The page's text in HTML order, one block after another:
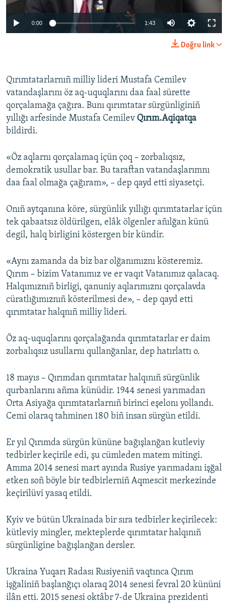
Русский
Українською
RFE/RS bütün saytları
0:00 1:43
Doğru link
Qırımtatarlarnıñ milliy lideri Mustafa Cemilev
vatandaşlarını öz aq-uquqlarını daa faal sürette
qorçalamağa çağıra. Bunı qırımtatar sürgünliginiñ
yıllığı arfesinde Mustafa Cemilev Qırım.Aqiqatqa
bildirdi.
«Öz aqlarnı qorçalamaq içün çoq – zorbalıqsız,
demokratik usullar bar. Bu taraftan vatandaşlarımnı
daa faal olmağa çağıram», – dep qayd etti siyasetçi.
Onıñ aytqanına köre, sürgünlik yıllığı qırımtatarlar içün
tek qabaatsız öldürilgen, elâk ölgenler añılğan künü
degil, halq birligini köstergen bir kündir.
«Aynı zamanda da biz bar olğanımıznı kösteremiz.
Qırım – bizim Vatanımız ve er vaqıt Vatanımız qalacaq.
Halqımıznıñ birligi, qanuniy aqlarımıznı qorçalavda
cüratlığımıznıñ kösterilmesi de», – dep qayd etti
qırımtatar halqnıñ milliy lideri.
Öz aq-uquqlarını qorçalağanda qırımtatarlar er daim
zorbalıqsız usullarnı qullanğanlar, dep hatırlattı o.
18 mayıs – Qırımdan qırımtatar halqınıñ sürgünlik
qurbanlarını añma künüdir. 1944 senesi yarımadan
Orta Asiyağa qırımtatarlarnıñ birinci eşelonı yollandı.
Cemi olaraq tahminen 180 biñ insan sürgün etildi.
Er yıl Qırımda sürgün kününe bağışlanğan kutleviy
tedbirler keçirile edi, şu cümleden matem mitingi.
Amma 2014 senesi mart ayında Rusiye yarımadanı işğal
etken soñ böyle bir tedbirlerniñ Aqmescit merkezinde
keçirilüvi yasaq etildi.
Kyiv ve bütün Ukrainada bir sıra tedbirler keçirilecek:
kütleviy mingler, mekteplerde qırımtatar halqınıñ
sürgünligine bağışlanğan dersler.
Ukraina Yuqarı Radası Rusiyeniñ vaqtınca Qırım
işğaliniñ başlanğıçı olaraq 2014 senesi fevral 20 kününi
ilân etti. 2015 senesi oktâbr 7-de Ukraina prezidenti